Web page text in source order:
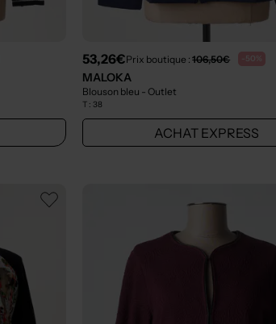
53,26€Prix boutique :106,50€ -50%
MALOKA
Blouson bleu - Outlet
T :38
ACHAT EXPRESS